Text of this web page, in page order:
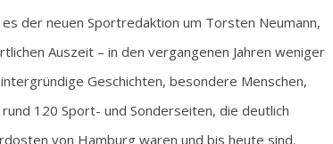
der neuen Sportredaktion um Torsten Neumann,
Auszeit – in den vergangenen Jahren weniger
Geschichten, besondere Menschen,
120 Sport- und Sonderseiten, die deutlich
von Hamburg waren und bis heute sind.